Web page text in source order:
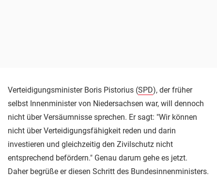
Verteidigungsminister Boris Pistorius (SPD), der früher
selbst Innenminister von Niedersachsen war, will dennoch
nicht über Versäumnisse sprechen. Er sagt: "Wir können
nicht über Verteidigungsfähigkeit reden und darin
investieren und gleichzeitig den Zivilschutz nicht
entsprechend befördern." Genau darum gehe es jetzt.
Daher begrüße er diesen Schritt des Bundesinnenministers.